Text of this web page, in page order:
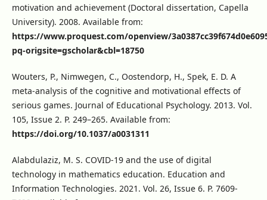
motivation and achievement (Doctoral dissertation, Capella
University). 2008. Available from:
https://www.proquest.com/openview/
pq-origsite=gscholar&cbl=18750
Wouters, P., Nimwegen, C., Oostendorp, H., Spek, E. D. A
meta-analysis of the cognitive and motivational effects of
serious games. Journal of Educational Psychology. 2013. Vol.
105, Issue 2. P. 249–265. Available from:
https://doi.org/10.1037/a0031311
Alabdulaziz, M. S. COVID-19 and the use of digital
technology in mathematics education. Education and
Information Technologies. 2021. Vol. 26, Issue 6. P. 7609-